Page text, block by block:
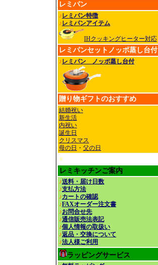
レミパン
♪ レミパン特徴
♪ レミパンアイテム
IHクッキングヒーター対応
レミパンセットノッポ蒸し台付
♪ レミパン ノッポ蒸し台付
贈り物ギフトのおすすめ
結婚祝い
新生活
内祝い
誕生日
クリスマス
母の日 ・ 父の日
■
レミキッチンご案内
♪送料・届け日数
♪支払方法
♪カートの確認
♪FAXオーダー注文書
♪お問合せ先
♪通信販売法表記
♪個人情報の取扱い
♪返品・交換について
♪法人様ご利用
ラッピングサービス